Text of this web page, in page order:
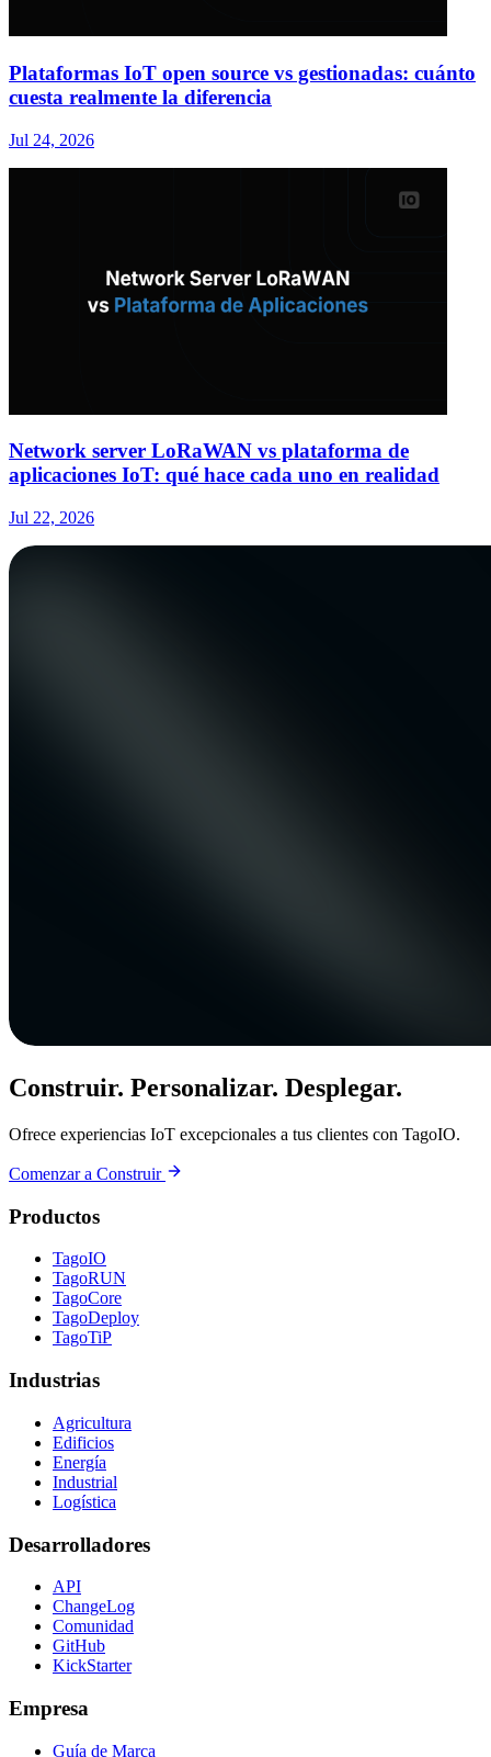
Plataformas IoT open source vs gestionadas: cuánto
cuesta realmente la diferencia
Jul 24, 2026
Network server LoRaWAN vs plataforma de
aplicaciones IoT: qué hace cada uno en realidad
Jul 22, 2026
Construir. Personalizar. Desplegar.
Ofrece experiencias IoT excepcionales a tus clientes con TagoIO.
Comenzar a Construir
Productos
TagoIO
TagoRUN
TagoCore
TagoDeploy
TagoTiP
Industrias
Agricultura
Edificios
Energía
Industrial
Logística
Desarrolladores
API
ChangeLog
Comunidad
GitHub
KickStarter
Empresa
Guía de Marca